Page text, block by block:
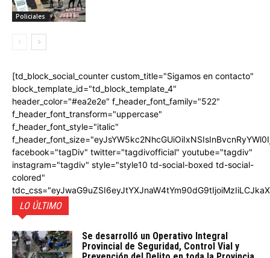
Policiales
[td_block_social_counter custom_title="Sigamos en contacto"
block_template_id="td_block_template_4"
header_color="#ea2e2e" f_header_font_family="522"
f_header_font_transform="uppercase"
f_header_font_style="italic"
facebook="tagDiv" twitter="tagdivofficial" youtube="tagdiv"
instagram="tagdiv" style="style10 td-social-boxed td-social-
colored"
LO ÚLTIMO
Se desarrolló un Operativo Integral
Provincial de Seguridad, Control Vial y